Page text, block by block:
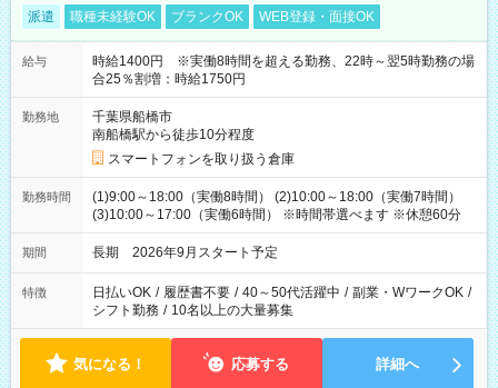
派遣 職種未経験OK ブランクOK WEB登録・面接OK
給与
時給1400円 ※実働8時間を超える勤務、22時～翌5時勤務の場
合25％割増：時給1750円
勤務地
千葉県船橋市
南船橋駅から徒歩10分程度
スマートフォンを取り扱う倉庫
勤務時間
(1)9:00～18:00（実働8時間） (2)10:00～18:00（実働7時間）
(3)10:00～17:00（実働6時間） ※時間帯選べます ※休憩60分
期間 長期 2026年9月スタート予定
特徴 日払いOK / 履歴書不要 / 40～50代活躍中 / 副業・WワークOK /
シフト勤務 / 10名以上の大量募集
気になる！ 応募する 詳細へ